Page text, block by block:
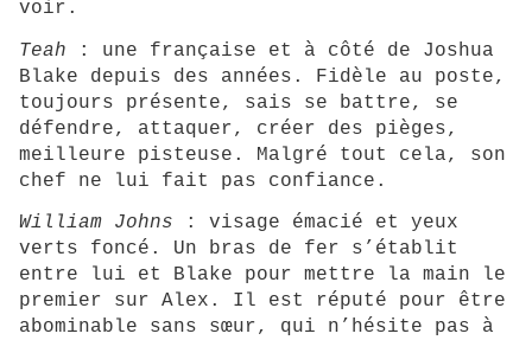
voir.
Teah : une française et à côté de Joshua
Blake depuis des années. Fidèle au poste,
toujours présente, sais se battre, se
défendre, attaquer, créer des pièges,
meilleure pisteuse. Malgré tout cela, son
chef ne lui fait pas confiance.
William Johns : visage émacié et yeux
verts foncé. Un bras de fer s’établit
entre lui et Blake pour mettre la main le
premier sur Alex. Il est réputé pour être
abominable sans sœur, qui n’hésite pas à